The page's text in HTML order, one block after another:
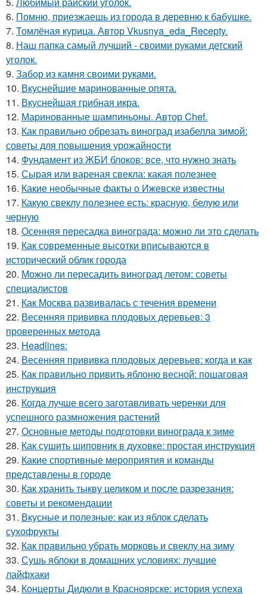
6. Помню, приезжаешь из города в деревню к бабушке.
7. Томлёная курица. Автор Vkusnya_eda_Recepty.
8. Наш папка самый лучший - своими руками детский
уголок.
9. Забор из камня своими руками.
10. Вкуснейшие маринованные опята.
11. Вкуснейшая грибная икра.
12. Маринованные шампиньоны. Автор Chef.
13. Как правильно обрезать виноград изабелла зимой:
советы для повышения урожайности
14. Фундамент из ЖБИ блоков: все, что нужно знать
15. Сырая или вареная свекла: какая полезнее
16. Какие необычные факты о Ижевске известны
17. Какую свеклу полезнее есть: красную, белую или
черную
18. Осенняя пересадка винограда: можно ли это сделать
19. Как современные высотки вписываются в
исторический облик города
20. Можно ли пересадить виноград летом: советы
специалистов
21. Как Москва развивалась с течения времени
22. Весенняя прививка плодовых деревьев: 3
проверенных метода
23. Headlines:
24. Весенняя прививка плодовых деревьев: когда и как
25. Как правильно привить яблоню весной: пошаговая
инструкция
26. Когда лучше всего заготавливать черенки для
успешного размножения растений
27. Основные методы подготовки винограда к зиме
28. Как сушить шиповник в духовке: простая инструкция
29. Какие спортивные мероприятия и команды
представлены в городе
30. Как хранить тыкву целиком и после разрезания:
советы и рекомендации
31. Вкусные и полезные: как из яблок сделать
сухофрукты
32. Как правильно убрать морковь и свеклу на зиму
33. Сушь яблоки в домашних условиях: лучшие
лайфхаки
34. Концерты Дидюли в Красноярске: история успеха